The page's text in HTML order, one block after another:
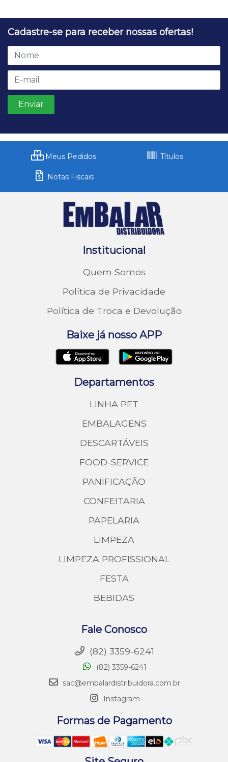
Cadastre-se para receber nossas ofertas!
Meus Pedidos Títulos
Notas Fiscais
Institucional
Quem Somos
Política de Privacidade
Política de Troca e Devolução
Baixe já nosso APP
Departamentos
LINHA PET
EMBALAGENS
DESCARTÁVEIS
FOOD-SERVICE
PANIFICAÇÃO
CONFEITARIA
PAPELARIA
LIMPEZA
LIMPEZA PROFISSIONAL
FESTA
BEBIDAS
Fale Conosco
(82) 3359-6241
(82) 3359-6241
sac@embalardistribuidora.com.br
Instagram
Formas de Pagamento